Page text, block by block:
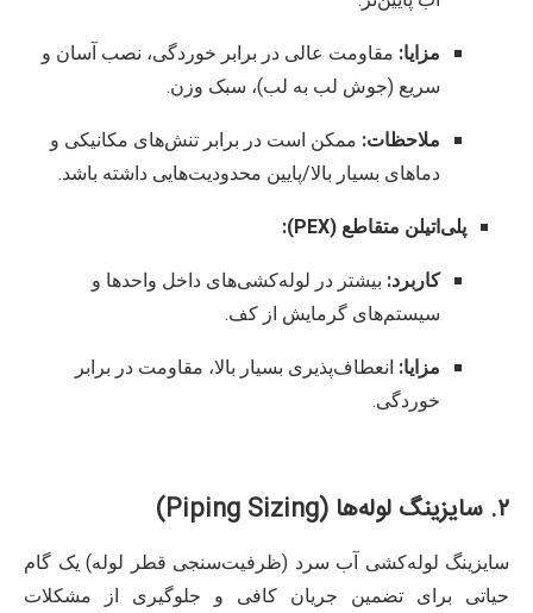
مزایا: مقاومت عالی در برابر خوردگی، نصب آسان و
سریع (جوش لب به لب)، سبک وزن.
ملاحظات: ممکن است در برابر تنش‌های مکانیکی و
دماهای بسیار بالا/پایین محدودیت‌هایی داشته باشد.
پلی‌اتیلن متقاطع (PEX):
کاربرد: بیشتر در لوله‌کشی‌های داخل واحدها و
سیستم‌های گرمایش از کف.
مزایا: انعطاف‌پذیری بسیار بالا، مقاومت در برابر
خوردگی.
۲. سایزینگ لوله‌ها (Piping Sizing)
سایزینگ لوله‌کشی آب سرد (ظرفیت‌سنجی قطر لوله) یک گام
حیاتی برای تضمین جریان کافی و جلوگیری از مشکلات